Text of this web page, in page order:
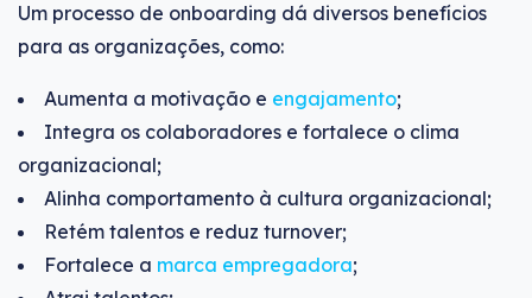
Um processo de onboarding dá diversos benefícios
para as organizações, como:
Aumenta a motivação e engajamento;
Integra os colaboradores e fortalece o clima
organizacional;
Alinha comportamento à cultura organizacional;
Retém talentos e reduz turnover;
Fortalece a marca empregadora;